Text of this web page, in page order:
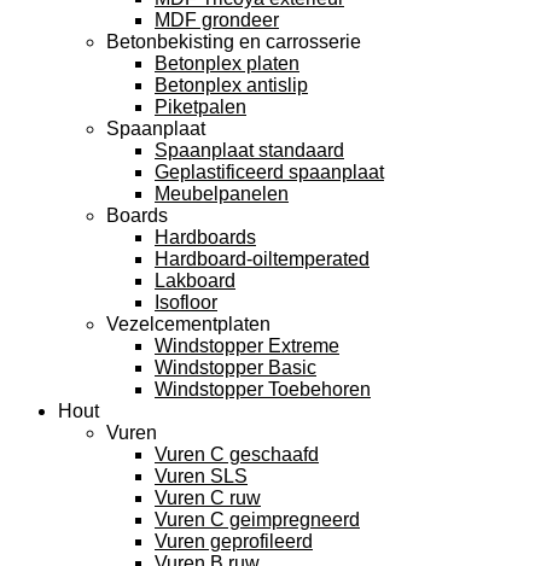
MDF grondeer
Betonbekisting en carrosserie
Betonplex platen
Betonplex antislip
Piketpalen
Spaanplaat
Spaanplaat standaard
Geplastificeerd spaanplaat
Meubelpanelen
Boards
Hardboards
Hardboard-oiltemperated
Lakboard
Isofloor
Vezelcementplaten
Windstopper Extreme
Windstopper Basic
Windstopper Toebehoren
Hout
Vuren
Vuren C geschaafd
Vuren SLS
Vuren C ruw
Vuren C geimpregneerd
Vuren geprofileerd